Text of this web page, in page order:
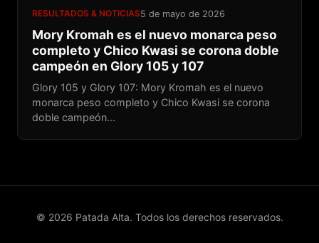
RESULTADOS & NOTICIAS5 de mayo de 2026
Mory Kromah es el nuevo monarca peso
completo y Chico Kwasi se corona doble
campeón en Glory 105 y 107
Glory 105 y Glory 107: Mory Kromah es el nuevo
monarca peso completo y Chico Kwasi se corona
doble campeón...
© 2026 Patada Alta. Todos los derechos reservados.